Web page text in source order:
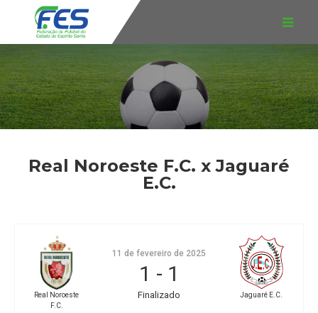
Real Noroeste F.C. x Jaguaré
E.C.
Real Noroeste
F.C.
Jaguaré E.C.
11 de fevereiro de 2025
1 - 1
Finalizado